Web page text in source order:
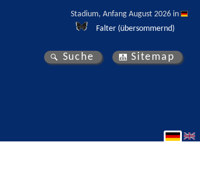
Stadium, Anfang August 2026 in
Falter (übersommernd)
Suche Sitemap